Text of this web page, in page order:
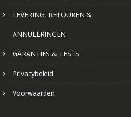
LEVERING, RETOUREN &
ANNULERINGEN
GARANTIES & TESTS
Privacybeleid
Voorwaarden